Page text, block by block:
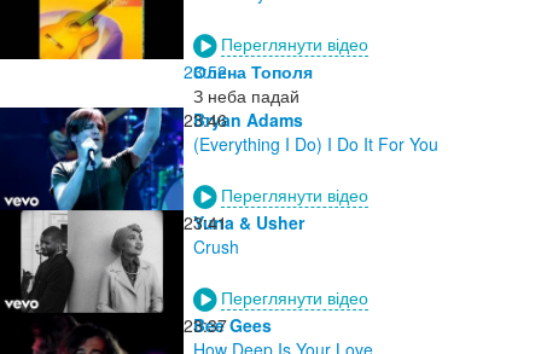
Переглянути відео
23:52
Олена Тополя
З неба падай
23:46
Bryan Adams
(Everything I Do) I Do It For You
Переглянути відео
23:41
Yuna & Usher
Crush
Переглянути відео
23:37
Bee Gees
How Deep Is Your Love